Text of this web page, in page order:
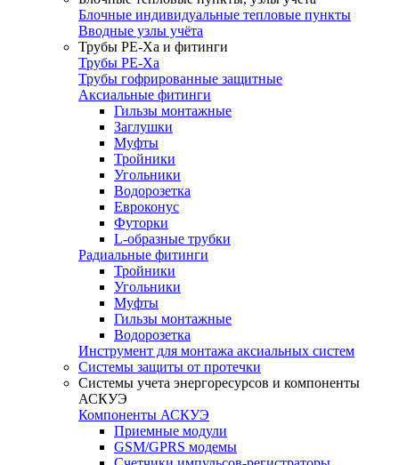
Блочные индивидуальные тепловые пункты
Вводные узлы учёта
Трубы РЕ-Ха и фитинги
Трубы РЕ-Ха
Трубы гофрированные защитные
Аксиальные фитинги
Гильзы монтажные
Заглушки
Муфты
Тройники
Угольники
Водорозетка
Евроконус
Футорки
L-образные трубки
Радиальные фитинги
Тройники
Угольники
Муфты
Гильзы монтажные
Водорозетка
Инструмент для монтажа аксиальных систем
Системы защиты от протечки
Системы учета энергоресурсов и компоненты
АСКУЭ
Компоненты АСКУЭ
Приемные модули
GSM/GPRS модемы